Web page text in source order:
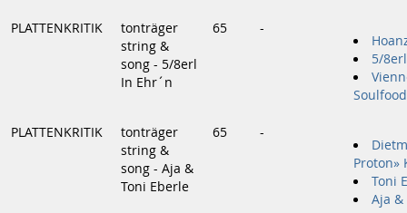
PLATTENKRITIK
tonträger
string &
song - 5/8erl
In Ehr´n
65 -
5/
PLATTENKRITIK
tonträger
string &
song - Aja &
Toni Eberle
65 -
Proton»
Toni
Aja &